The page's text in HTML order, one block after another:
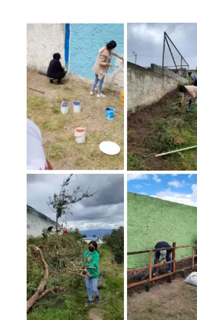
View
Larger
Image